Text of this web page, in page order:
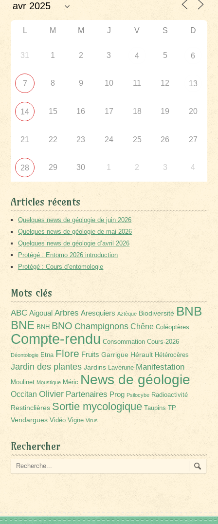
L M M J V S D
31 1 2 3 4 5 6
7 8 9 10 11 12 13
14 15 16 17 18 19 20
21 22 23 24 25 26 27
28 29 30 1 2 3 4
Articles récents
Quelques news de géologie de juin 2026
Quelques news de géologie de mai 2026
Quelques news de géologie d’avril 2026
Protégé : Entomo 2026 introduction
Protégé : Cours d’entomologie
Mots clés
ABC Aigoual Arbres Aresquiers Aztèque Biodiversité BNB
BNE BNH BNO Champignons Chêne Coléoptères
Compte-rendu Consommation Cours-2026
Déontologie Etna Flore Fruits Garrigue Hérault Hétérocères
Jardin des plantes Jardins Lavérune Manifestation
Moulinet Moustique Méric News de géologie
Occitan Olivier Partenaires Prog Psilocybe Radioactivité
Restinclières Sortie mycologique Taupins TP
Vendargues Vidéo Vigne Virus
Rechercher